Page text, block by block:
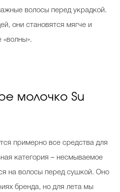
волосы перед украдкой.
они становятся мягче и
молочко Su
примерно все средства для
категория – несмываемое
на волосы перед сушкой. Оно
бренда, но для лета мы